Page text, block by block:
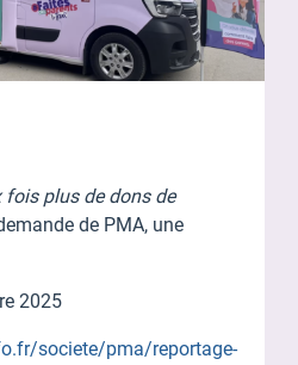
fois plus de dons de
de PMA, une
2025
societe/pma/reportage-